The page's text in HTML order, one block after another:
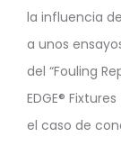
la influencia
a unos
del “Fouling
EDGE®
el caso de